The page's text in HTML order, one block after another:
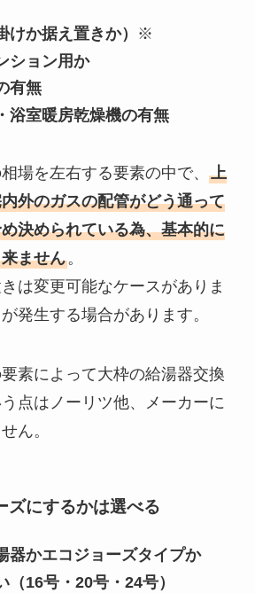
けか据え置きか）
※
ション用か
有無
浴室暖房乾燥機の有無
場を左右する要素の中で、
上
外のガスの配管がどう通って
決められている為、基本的に
ません。
は変更可能なケースがありま
発生する場合があります。
素によって大枠の給湯器交換
点はノーリツ他、メーカーに
ん。
ズにするかは選べる
器かエコジョーズタイプか
（16号・20号・24号）